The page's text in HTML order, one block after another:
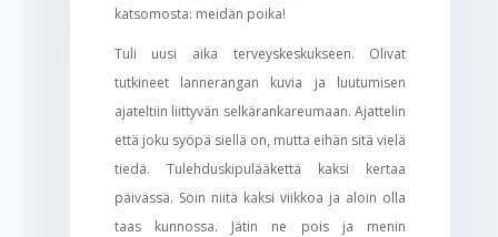
katsomosta: meidän poika!
Tuli uusi aika terveyskeskukseen. Olivat
tutkineet lannerangan kuvia ja luutumisen
ajateltiin liittyvän selkärankareumaan. Ajattelin
että joku syöpä siellä on, mutta eihän sitä vielä
tiedä. Tulehduskipulääkettä kaksi kertaa
päivässä. Söin niitä kaksi viikkoa ja aloin olla
taas kunnossa. Jätin ne pois ja menin